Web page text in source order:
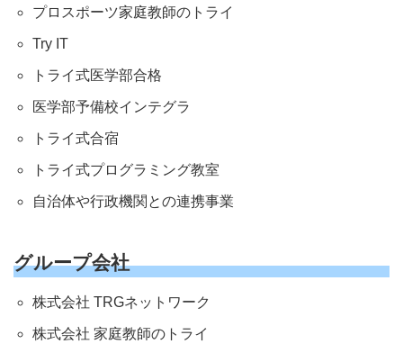
プロスポーツ家庭教師のトライ
Try IT
トライ式医学部合格
医学部予備校インテグラ
トライ式合宿
トライ式プログラミング教室
自治体や行政機関との連携事業
グループ会社
株式会社 TRGネットワーク
株式会社 家庭教師のトライ